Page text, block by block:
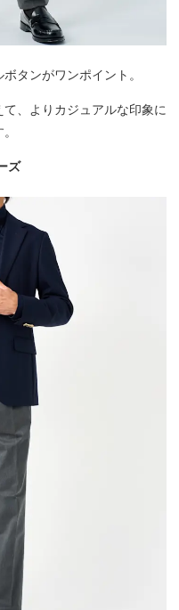
タンがワンポイント。
、よりカジュアルな印象に
ズ